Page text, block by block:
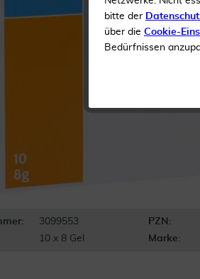
3099553 PZN:
10 x 8 Gel Marke:
bitte der
über die Cookie-
Bedürfnissen